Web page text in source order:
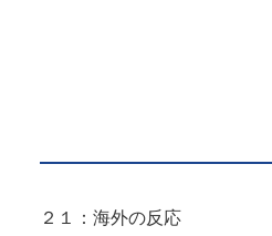
２１：海外の反応